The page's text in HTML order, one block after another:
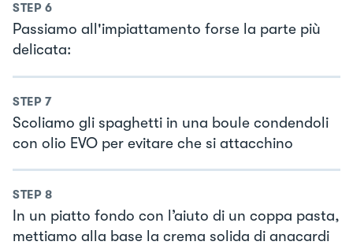
STEP 6
Passiamo all'impiattamento forse la parte più
delicata:
STEP 7
Scoliamo gli spaghetti in una boule condendoli
con olio EVO per evitare che si attacchino
STEP 8
In un piatto fondo con l’aiuto di un coppa pasta,
mettiamo alla base la crema solida di anacardi